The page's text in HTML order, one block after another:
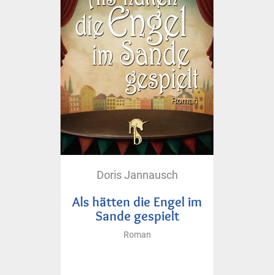
Doris Jannausch
Als hätten die Engel im
Sande gespielt
Roman